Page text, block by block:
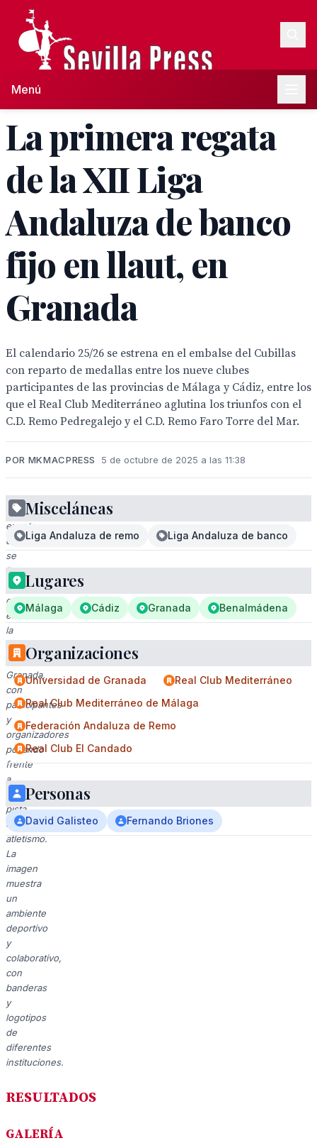
Menú
La primera regata
de la XII Liga
Andaluza de banco
fijo en llaut, en
Granada
El calendario 25/26 se estrena en el embalse del Cubillas
con reparto de medallas entre los nueve clubes
participantes de las provincias de Málaga y Cádiz, entre los
que el Real Club Mediterráneo aglutina los triunfos con el
C.D. Remo Pedregalejo y el C.D. Remo Faro Torre del Mar.
POR MKMACPRESS 5 de octubre de 2025 a las 11:38
El
evento
deportivo
se
lleva
a
cabo
en
la
Universidad
de
Granada,
con
participantes
y
organizadores
posando
frente
a
una
pista
de
atletismo.
La
imagen
muestra
un
ambiente
deportivo
y
colaborativo,
con
banderas
y
logotipos
de
diferentes
instituciones.
RESULTADOS
GALERÍA
Misceláneas
Liga Andaluza de remo Liga Andaluza de banco
Lugares
Málaga Cádiz Granada Benalmádena
Organizaciones
Universidad de Granada
Real Club Mediterráneo
Real Club Mediterráneo de Málaga
Federación Andaluza de Remo
Real Club El Candado
Personas
David Galisteo Fernando Briones